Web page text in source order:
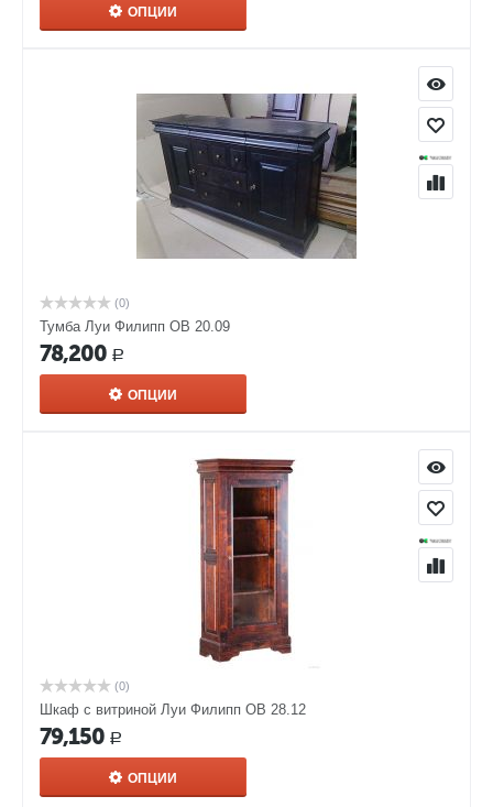
ОПЦИИ
(0)
Тумба Луи Филипп ОВ 20.09
78,200 Р
ОПЦИИ
(0)
Шкаф с витриной Луи Филипп ОВ 28.12
79,150 Р
ОПЦИИ